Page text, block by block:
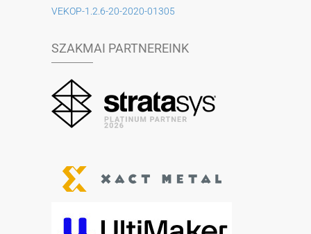
VEKOP-1.2.6-20-2020-01305
SZAKMAI PARTNEREINK